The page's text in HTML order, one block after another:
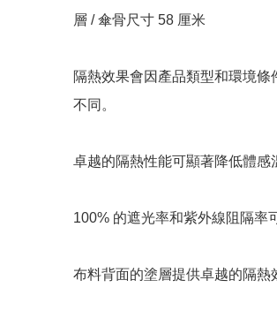
層 / 傘骨尺寸 58 厘米
隔熱效果會因產品類型和環境
不同。
卓越的隔熱性能可顯著降低體感
100% 的遮光率和紫外線阻隔率
布料背面的塗層提供卓越的隔熱